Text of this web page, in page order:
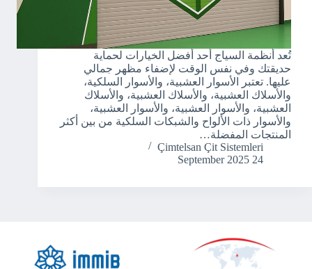
تُعد أنظمة السياج أحد أفضل الخيارات لحماية
حديقتك وفي نفس الوقت لإضفاء مظهر جمالي
عليها. تعتبر الأسوار العشبية، والأسوار السلكية،
والأسلاك العشبية، والأسلاك العشبية، والأسلاك
العشبية، والأسوار العشبية، والأسوار العشبية،
والأسوار ذات الألواح والشبكات السلكية من بين أكثر
المنتجات المفضلة…
Çimtelsan Çit Sistemleri
24 September 2025